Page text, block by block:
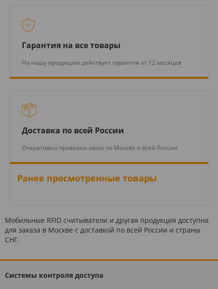
Гарантия на все товары
На нашу продукцию действует гарантия от 12 месяцев
Доставка по всей России
Оперативно привезем заказ по Москве и всей России
Ранее просмотренные товары
Мобильные RFID считыватели и другая продукция доступна
для заказа в Москве с доставкой по всей России и страны
СНГ.
Системы контроля доступа